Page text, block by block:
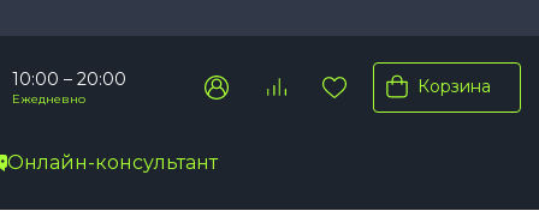
10:00 – 20:00
Ежедневно
Корзина
Онлайн-консультант